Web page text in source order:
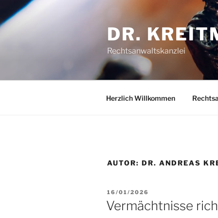
Inhalt
springen
DR.
Rechtsanwaltskanzlei
Herzlich Willkommen
AUTOR: DR. ANDREAS
VERÖFFENTLICHT
AM
16/01/2026
Vermächtnisse